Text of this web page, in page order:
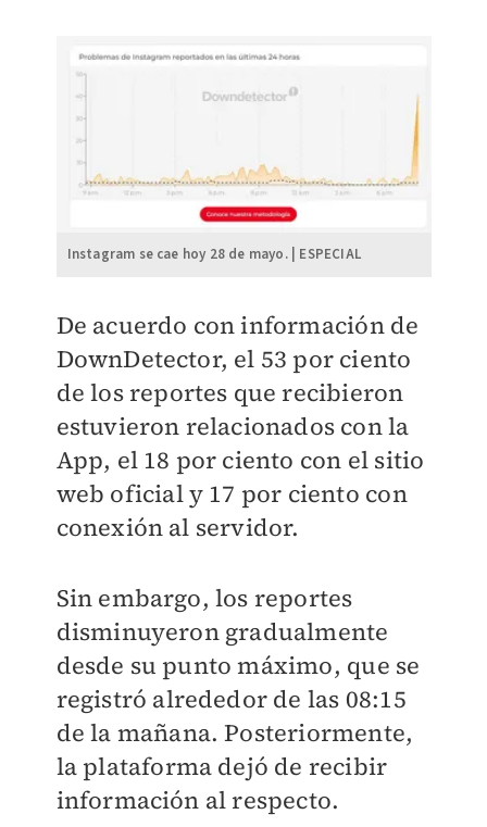
Instagram se cae hoy 28 de mayo. | ESPECIAL
De acuerdo con información de
DownDetector, el 53 por ciento
de los reportes que recibieron
estuvieron relacionados con la
App, el 18 por ciento con el sitio
web oficial y 17 por ciento con
conexión al servidor.
Sin embargo, los reportes
disminuyeron gradualmente
desde su punto máximo, que se
registró alrededor de las 08:15
de la mañana. Posteriormente,
la plataforma dejó de recibir
información al respecto.